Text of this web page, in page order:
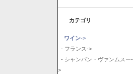
カテゴリ
ワイン->
- フランス->
- シャンパン・ヴァンムスー-
>